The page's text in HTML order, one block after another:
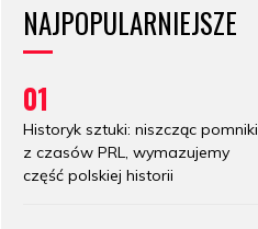
NAJPOPULARNIEJSZE
01
Historyk sztuki: niszcząc pomniki
z czasów PRL, wymazujemy
część polskiej historii